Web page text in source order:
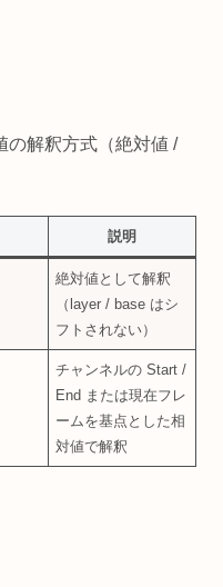
の解釈方式（絶対値 /
説明
絶対値として解釈
（layer / base はシ
フトされない）
チャンネルの Start /
End または現在フレ
ームを基点とした相
対値で解釈